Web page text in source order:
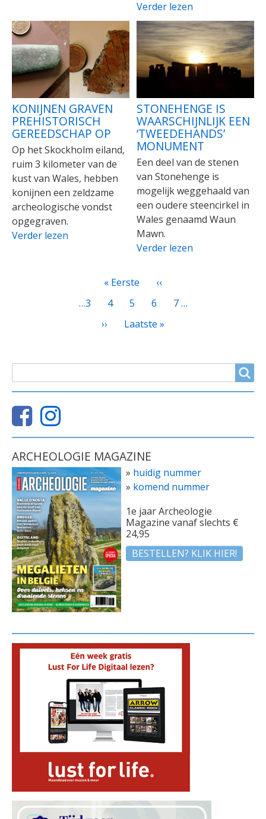
Verder lezen
KONIJNEN GRAVEN
PREHISTORISCH
GEREEDSCHAP OP
Op het Skockholm eiland,
ruim 3 kilometer van de
kust van Wales, hebben
konijnen een zeldzame
archeologische vondst
opgegraven.
Verder lezen
STONEHENGE IS
WAARSCHIJNLIJK EEN
‘TWEEDEHANDS’
MONUMENT
Een deel van de stenen
van Stonehenge is
mogelijk weggehaald van
een oudere steencirkel in
Wales genaamd Waun
Mawn.
Verder lezen
Eerste
pagina
« Eerste
Vorige
pagina
‹‹
Page
…3 Page
4
Huidige
5 Page
6 Page
7 …
Volgende
››
Laatste
Laatste »
ARCHEOLOGIE MAGAZINE
» huidig nummer
» komend nummer
1e jaar Archeologie
Magazine vanaf slechts €
24,95
BESTELLEN? KLIK HIER!